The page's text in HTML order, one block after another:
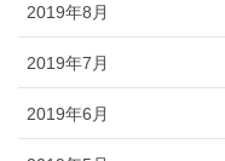
2019年8月
2019年7月
2019年6月